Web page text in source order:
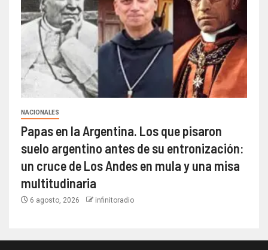
NACIONALES
Papas en la Argentina. Los que pisaron
suelo argentino antes de su entronización:
un cruce de Los Andes en mula y una misa
multitudinaria
6 agosto, 2026 infinitoradio